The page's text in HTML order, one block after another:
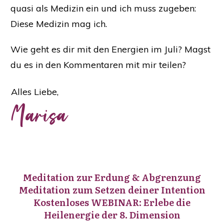
quasi als Medizin ein und ich muss zugeben:
Diese Medizin mag ich.
Wie geht es dir mit den Energien im Juli? Magst
du es in den Kommentaren mit mir teilen?
Alles Liebe,
Marisa
Meditation zur Erdung & Abgrenzung
Meditation zum Setzen deiner Intention
Kostenloses WEBINAR: Erlebe die
Heilenergie der 8. Dimension